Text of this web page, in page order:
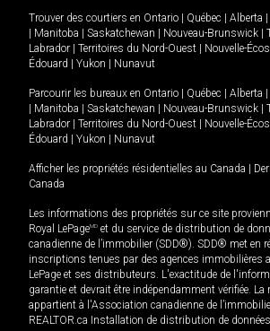
Trouver des courtiers en Ontario Québec Alberta
Manitoba Saskatchewan Nouveau-Brunswick
Labrador
Territoires du Nord-Ouest Nouvelle-
Édouard
Yukon Nunavut
Parcourir les bureaux en Ontario Québec Alberta
Manitoba Saskatchewan Nouveau-Brunswick
Labrador
Territoires du Nord-Ouest Nouvelle-
Édouard
Yukon Nunavut
Afficher les propriétés résidentielles au Canada
Canada
Les informations des propriétés sur ce site
Royal LePageMD et du service de distribution de
canadienne de l’immobilier (SDD®). SDD® met en
inscriptions tenues par des agences immobilières
LePage et ses distributeurs. L'exactitude de
garantie et devrait être indépendamment vérifiée.
appartient à l'Association canadienne de
REALTOR.ca Installation de distribution de